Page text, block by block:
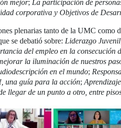
mejor; La participación de
corporativa y Objetivos de
plenarias tanto de la UMC como
se debatió sobre: Liderazgo Juvenil
del empleo en la consecución
la iluminación de nuestros
en el mundo;
una guía para la acción;
llegar de un punto a otro, entre